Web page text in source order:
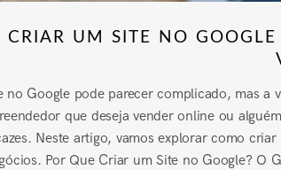
CRIAR UM SITE NO
no Google pode parecer complicado, mas a
que deseja vender online ou
Neste artigo, vamos explorar como
Por Que Criar um Site no Google? O